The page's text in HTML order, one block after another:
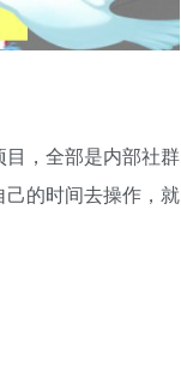
，全部是内部社群
的时间去操作，就